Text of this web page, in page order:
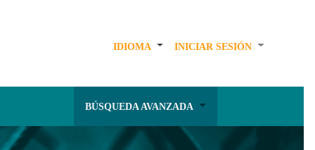
IDIOMA INICIAR SESIÓN
BÚSQUEDA AVANZADA